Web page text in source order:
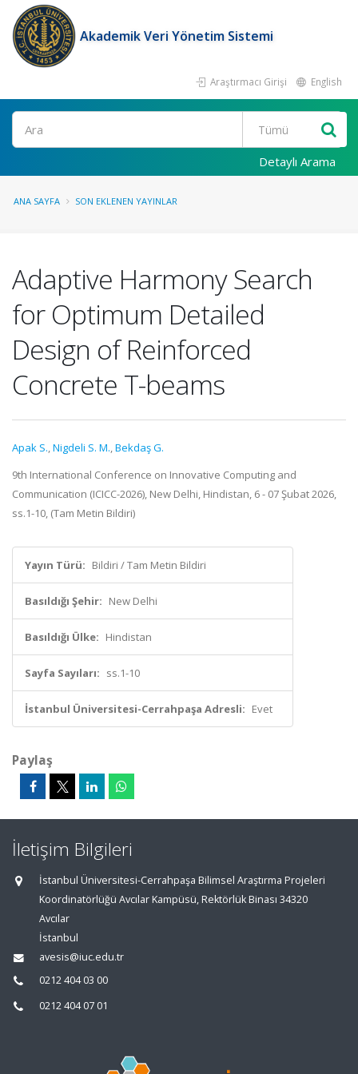
Akademik Veri Yönetim Sistemi
Araştırmacı Girişi English
Ara
Detaylı Arama
ANA SAYFA SON EKLENEN YAYINLAR
Adaptive Harmony Search
for Optimum Detailed
Design of Reinforced
Concrete T-beams
Apak S.,Nigdeli S. M.,Bekdaş G.
9th International Conference on Innovative Computing and
Communication (ICICC-2026), New Delhi, Hindistan, 6 - 07 Şubat 2026,
ss.1-10, (Tam Metin Bildiri)
Yayın Türü: Bildiri / Tam Metin Bildiri
Basıldığı Şehir: New Delhi
Basıldığı Ülke: Hindistan
Sayfa Sayıları: ss.1-10
İstanbul Üniversitesi-Cerrahpaşa Adresli: Evet
Paylaş
İletişim Bilgileri
İstanbul Üniversitesi-Cerrahpaşa Bilimsel Araştırma Projeleri
Koordinatörlüğü Avcılar Kampüsü, Rektörlük Binası 34320
Avcılar
İstanbul
avesis@iuc.edu.tr
0212 404 03 00
0212 404 07 01